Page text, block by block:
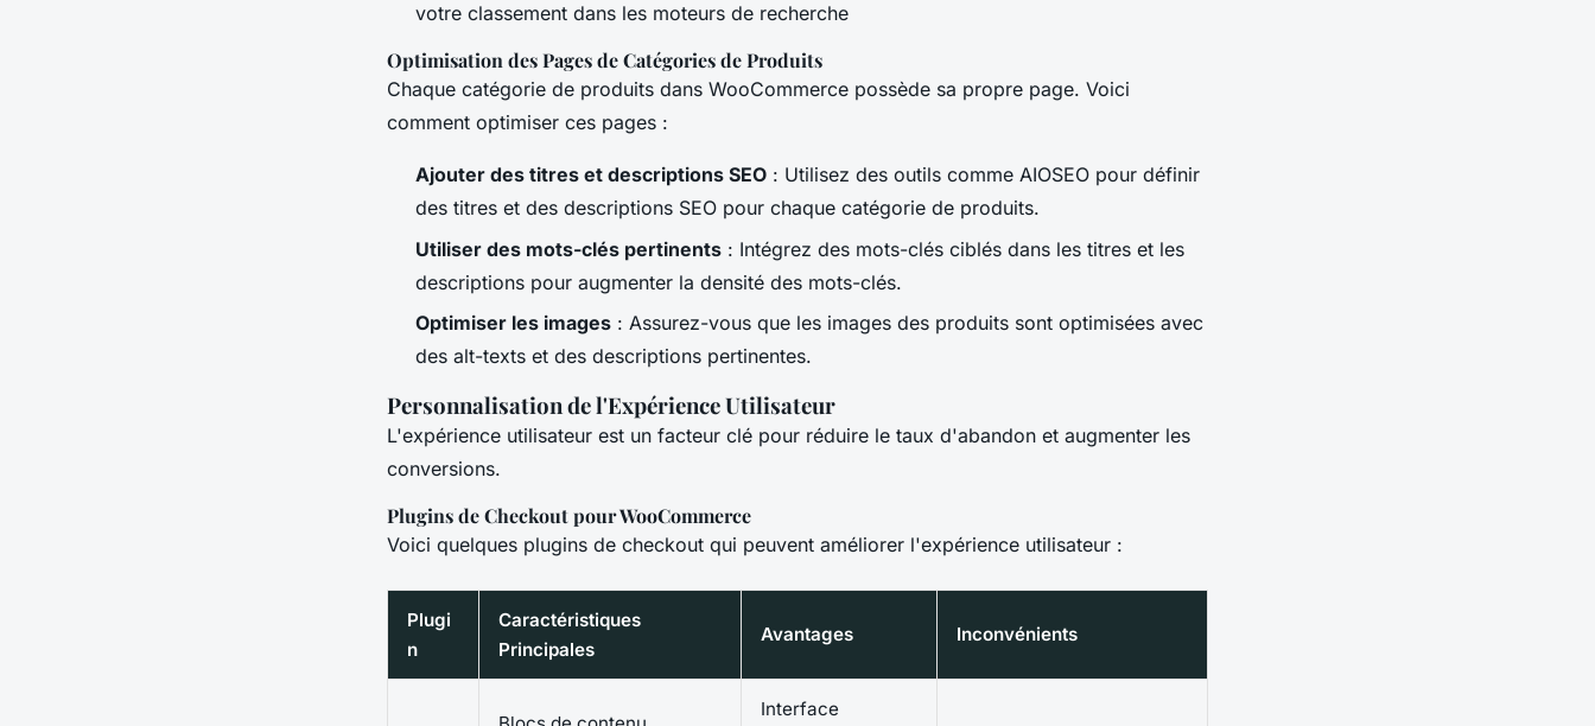
votre classement dans les moteurs de recherche
Optimisation des Pages de Catégories de Produits
Chaque catégorie de produits dans WooCommerce possède sa propre page. Voici
comment optimiser ces pages :
Ajouter des titres et descriptions SEO : Utilisez des outils comme AIOSEO pour définir
des titres et des descriptions SEO pour chaque catégorie de produits.
Utiliser des mots-clés pertinents : Intégrez des mots-clés ciblés dans les titres et les
descriptions pour augmenter la densité des mots-clés.
Optimiser les images : Assurez-vous que les images des produits sont optimisées avec
des alt-texts et des descriptions pertinentes.
Personnalisation de l'Expérience Utilisateur
L'expérience utilisateur est un facteur clé pour réduire le taux d'abandon et augmenter les
conversions.
Plugins de Checkout pour WooCommerce
Voici quelques plugins de checkout qui peuvent améliorer l'expérience utilisateur :
Plugi
n
Caractéristiques
Principales
Avantages Inconvénients
Interface